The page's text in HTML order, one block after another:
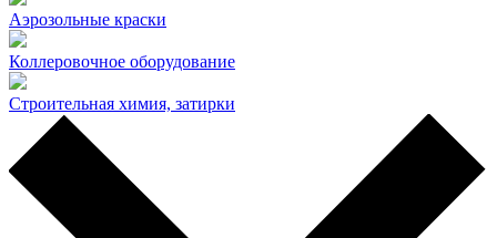
Аэрозольные краски
Коллеровочное оборудование
Строительная химия, затирки